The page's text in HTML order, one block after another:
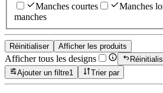
Manches courtes
Manches
manches
Réinitialiser Afficher les produits
Afficher tous les designs
Ajouter un filtre1 Trier par